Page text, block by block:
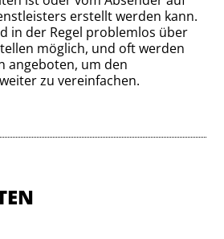
erstellt werden kann.
in der Regel problemlos über
möglich, und oft werden
angeboten, um den
zu vereinfachen.